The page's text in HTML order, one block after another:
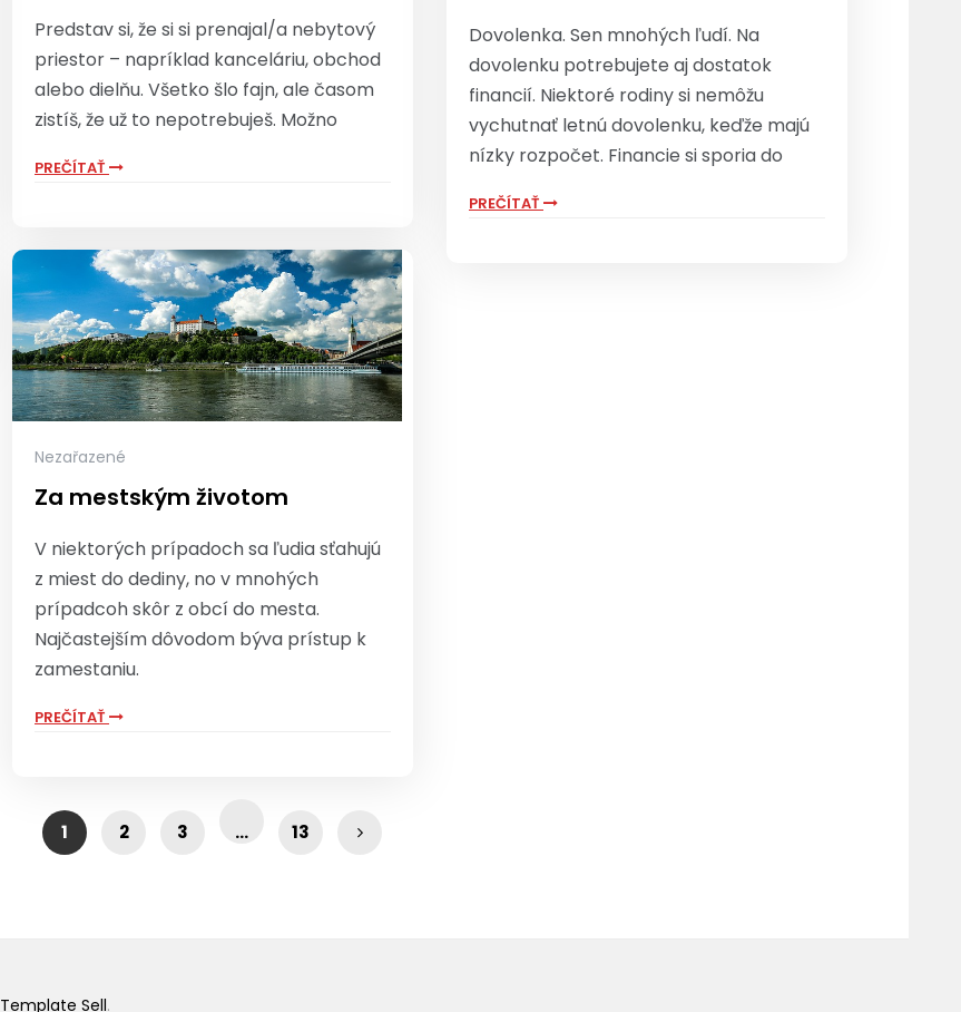
Predstav si, že si si prenajal/a nebytový
priestor – napríklad kanceláriu, obchod
alebo dielňu. Všetko šlo fajn, ale časom
zistíš, že už to nepotrebuješ. Možno
PREČÍTAŤ
Dovolenka. Sen mnohých ľudí. Na
dovolenku potrebujete aj dostatok
financií. Niektoré rodiny si nemôžu
vychutnať letnú dovolenku, keďže majú
nízky rozpočet. Financie si sporia do
PREČÍTAŤ
Nezařazené
Za mestským životom
V niektorých prípadoch sa ľudia sťahujú
z miest do dediny, no v mnohých
prípadcoh skôr z obcí do mesta.
Najčastejším dôvodom býva prístup k
zamestaniu.
PREČÍTAŤ
1 2 3 … 13
Template Sell.